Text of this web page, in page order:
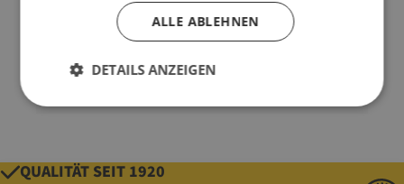
Qualität
140 g/qm
QUALITÄT SEIT 1920
ALLE ABLEHNEN
DETAILS ANZEIGEN